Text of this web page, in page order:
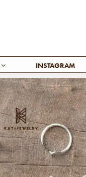
INSTAGRAM